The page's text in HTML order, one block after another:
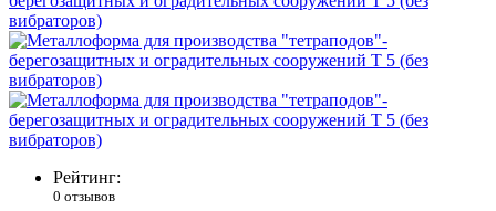
Рейтинг:
0 отзывов